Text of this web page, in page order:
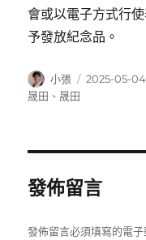
會或以電子方式行
予發放紀念品。
作
者
小張
發
2025-05-04
晟田 、 晟田
發佈留言
發佈留言必須填寫的電